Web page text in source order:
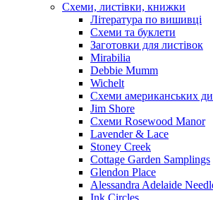
Схеми, листівки, книжки
Література по вишивці
Схеми та буклети
Заготовки для листівок
Mirabilia
Debbie Mumm
Wichelt
Схеми американських
Jim Shore
Cхеми Rosewood Manor
Lavender & Lace
Stoney Creek
Cottage Garden Samplings
Glendon Place
Alessandra Adelaide
Ink Circles